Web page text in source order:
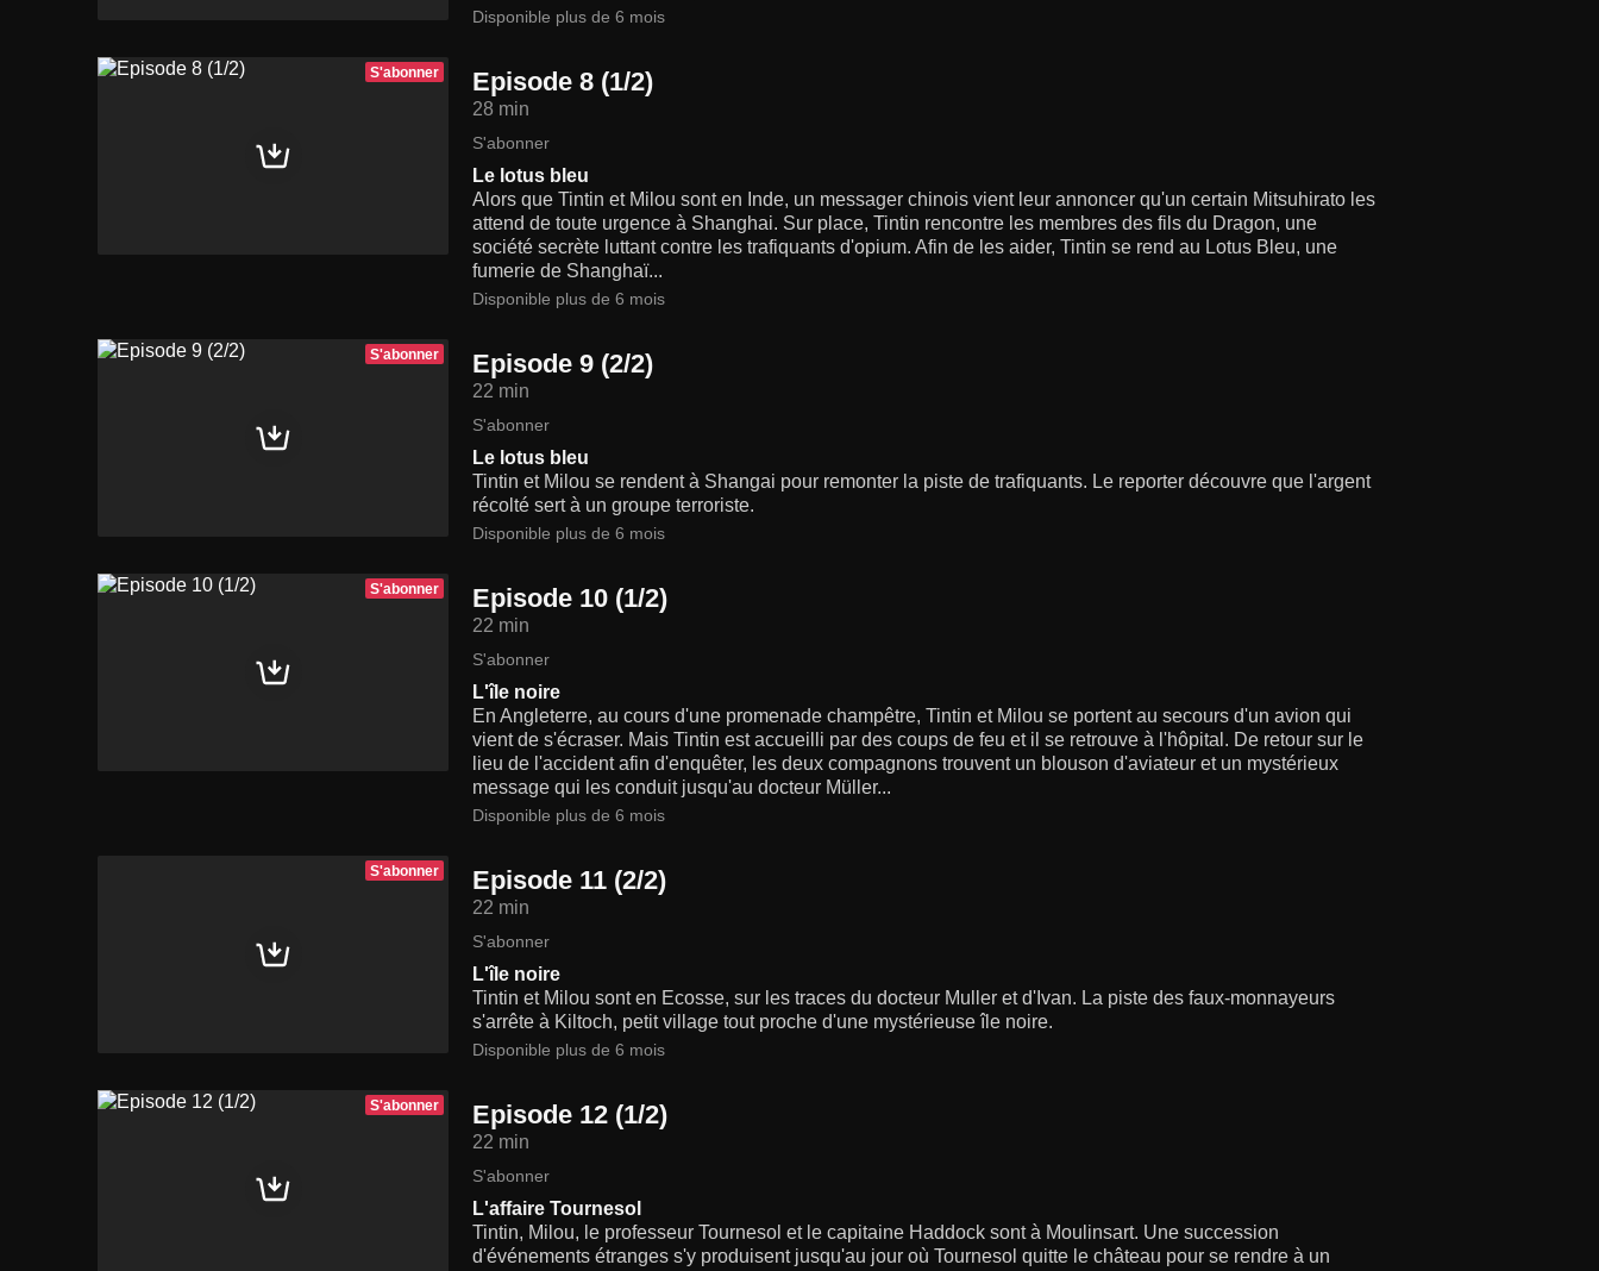
Disponible plus de 6 mois
S'abonner Episode 8 (1/2)
28 min
S'abonner
Le lotus bleu
Alors que Tintin et Milou sont en Inde, un messager chinois vient leur annoncer qu'un certain Mitsuhirato les
attend de toute urgence à Shanghai. Sur place, Tintin rencontre les membres des fils du Dragon, une
société secrète luttant contre les trafiquants d'opium. Afin de les aider, Tintin se rend au Lotus Bleu, une
fumerie de Shanghaï...
Disponible plus de 6 mois
S'abonner Episode 9 (2/2)
22 min
S'abonner
Le lotus bleu
Tintin et Milou se rendent à Shangai pour remonter la piste de trafiquants. Le reporter découvre que l'argent
récolté sert à un groupe terroriste.
Disponible plus de 6 mois
S'abonner Episode 10 (1/2)
22 min
S'abonner
L'île noire
En Angleterre, au cours d'une promenade champêtre, Tintin et Milou se portent au secours d'un avion qui
vient de s'écraser. Mais Tintin est accueilli par des coups de feu et il se retrouve à l'hôpital. De retour sur le
lieu de l'accident afin d'enquêter, les deux compagnons trouvent un blouson d'aviateur et un mystérieux
message qui les conduit jusqu'au docteur Müller...
Disponible plus de 6 mois
S'abonner Episode 11 (2/2)
22 min
S'abonner
L'île noire
Tintin et Milou sont en Ecosse, sur les traces du docteur Muller et d'Ivan. La piste des faux-monnayeurs
s'arrête à Kiltoch, petit village tout proche d'une mystérieuse île noire.
Disponible plus de 6 mois
S'abonner Episode 12 (1/2)
22 min
S'abonner
L'affaire Tournesol
Tintin, Milou, le professeur Tournesol et le capitaine Haddock sont à Moulinsart. Une succession
d'événements étranges s'y produisent jusqu'au jour où Tournesol quitte le château pour se rendre à un